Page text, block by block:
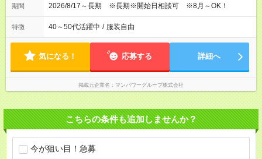
期間 2026/8/17～長期 ※長期※開始日相談可 ※8月～OK！
特徴 40～50代活躍中 / 服装自由
気になる！ 応募する 詳細へ
掲載元企業名 マンパワーグループ株式会社
こちらの条件も追加しませんか？
今が狙い目！急募